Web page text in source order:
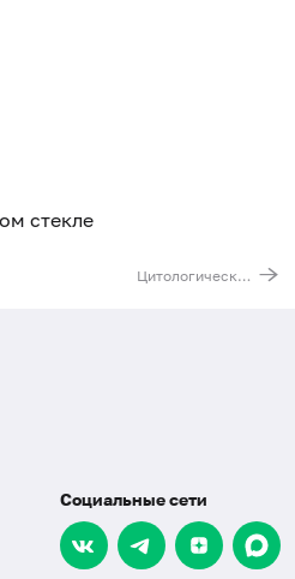
стекле
Цитологическое исследование мазка (соскоба) с купола влагалища (при отсутствии шейки матки)
Социальные сети